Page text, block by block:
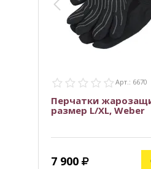
Арт.: 6670
Перчатки
размер L/XL, Weber
7 900